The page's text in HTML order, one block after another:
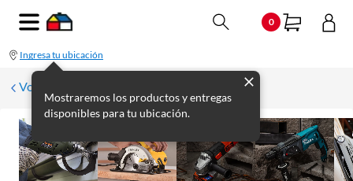
0
Ingresa tu ubicación
Mostraremos los productos y entregas
disponibles para tu ubicación.
Volver